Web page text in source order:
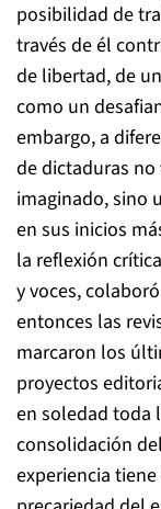
posibilidad de
través de él
de libertad, de
como un
embargo, a
de dictaduras
imaginado, sino
en sus inicios
la reflexión
y voces,
entonces las
marcaron los
proyectos
en soledad toda
consolidación
experiencia